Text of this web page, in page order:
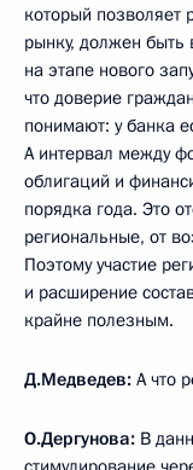
который позволяет
рынку, должен быть
на этапе нового
что доверие
понимают: у банка
А интервал между
облигаций и
порядка года. Это
региональные, от
Поэтому участие
и расширение
крайне полезным.
Д.Медведев: А что
О.Дергунова: В